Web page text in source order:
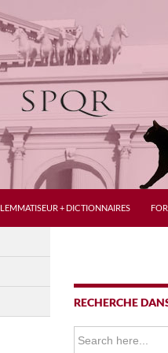
LEMMATISEUR + DICTIONNAIRES
RECHERCHE
Search
for: